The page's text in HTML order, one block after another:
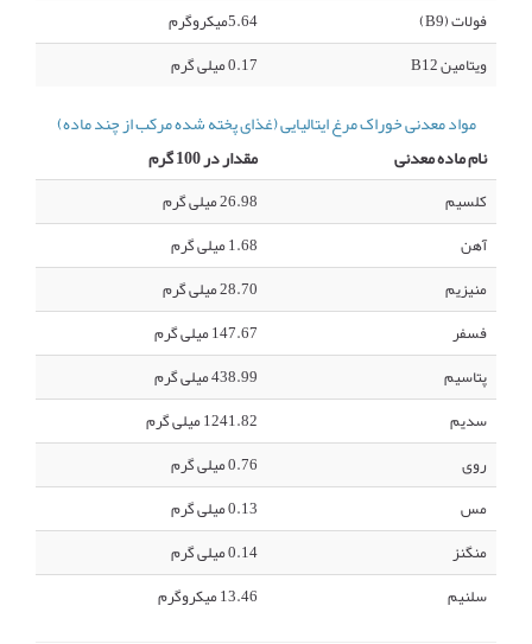
فولات (B9)
5.64میکروگرم
ویتامین B12
0.17 میلی گرم
مواد معدنی خوراک مرغ ایتالیایی (غذای پخته شده مرکب از چند ماده)
نام ماده معدنی
مقدار در 100 گرم
کلسیم
26.98 میلی گرم
آهن
1.68 میلی گرم
منیزیم
28.70 میلی گرم
فسفر
147.67 میلی گرم
پتاسیم
438.99 میلی گرم
سدیم
1241.82 میلی گرم
روی
0.76 میلی گرم
مس
0.13 میلی گرم
منگنز
0.14 میلی گرم
سلنیم
13.46 میکروگرم